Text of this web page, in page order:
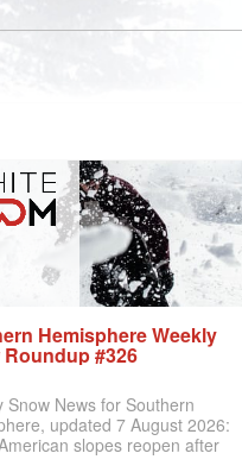
Hemisphere Weekly
#326
Snow News for Southern
updated 7 August 2026:
slopes reopen after